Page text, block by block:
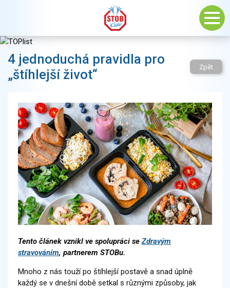
4 jednoduchá pravidla pro
„štíhlejší život“
Zpět
Tento článek vznikl ve spolupráci se Zdravým
stravováním, partnerem STOBu.
Mnoho z nás touží po štíhlejší postavě a snad úplně
každý se v dnešní době setkal s různými způsoby, jak